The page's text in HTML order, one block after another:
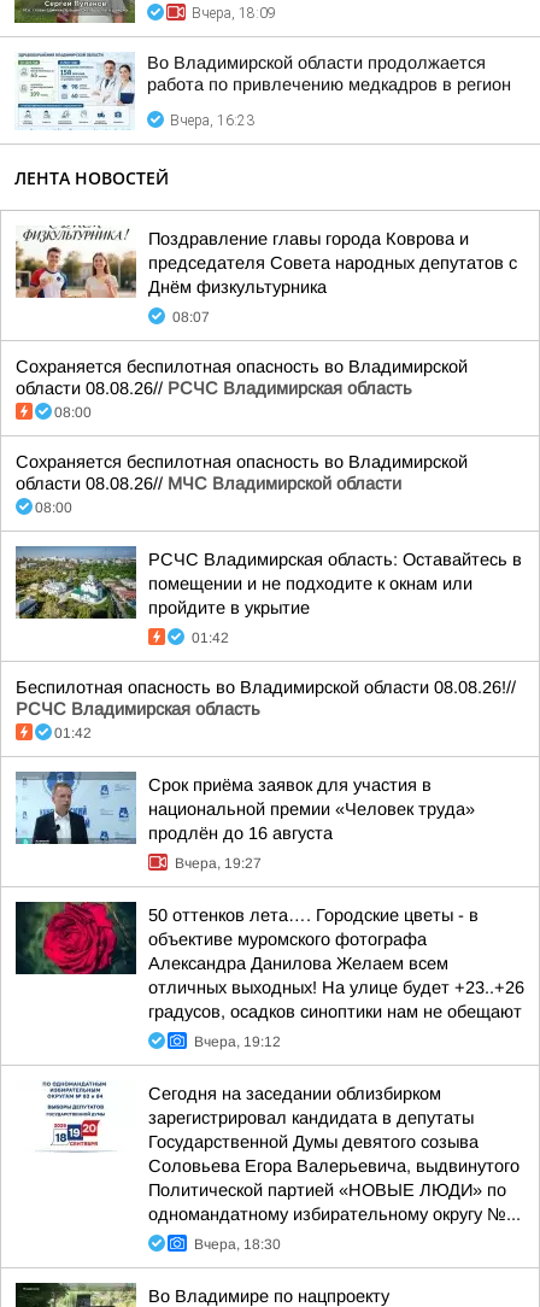
Вчера, 18:09
Во Владимирской области продолжается
работа по привлечению медкадров в регион
Вчера, 16:23
ЛЕНТА НОВОСТЕЙ
Поздравление главы города Коврова и
председателя Совета народных депутатов с
Днём физкультурника
08:07
Сохраняется беспилотная опасность во Владимирской
области 08.08.26// РСЧС Владимирская область
08:00
Сохраняется беспилотная опасность во Владимирской
области 08.08.26// МЧС Владимирской области
08:00
РСЧС Владимирская область: Оставайтесь в
помещении и не подходите к окнам или
пройдите в укрытие
01:42
Беспилотная опасность во Владимирской области 08.08.26!//
РСЧС Владимирская область
01:42
Срок приёма заявок для участия в
национальной премии «Человек труда»
продлён до 16 августа
Вчера, 19:27
50 оттенков лета…. Городские цветы - в
объективе муромского фотографа
Александра Данилова Желаем всем
отличных выходных! На улице будет +23..+26
градусов, осадков синоптики нам не обещают
Вчера, 19:12
Сегодня на заседании облизбирком
зарегистрировал кандидата в депутаты
Государственной Думы девятого созыва
Соловьева Егора Валерьевича, выдвинутого
Политической партией «НОВЫЕ ЛЮДИ» по
одномандатному избирательному округу №...
Вчера, 18:30
Во Владимире по нацпроекту